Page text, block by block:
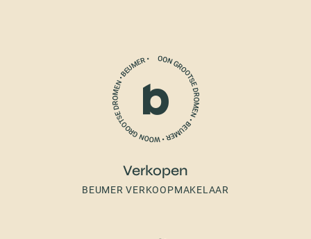
Verkopen
BEUMER VERKOOPMAKELAAR